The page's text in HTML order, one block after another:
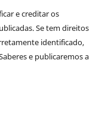
e creditar os
Se tem direitos
identificado,
e publicaremos a